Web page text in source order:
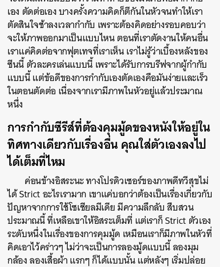
เอง ตัดต่อเอง บางครั้งความคิดก็ตีกันในหัวจนทำให้เรา
ตัดสินใจช้าลงเวลากำกับ เพราะต้องคิดอย่างรอบคอบว่า
จะให้ภาพออกมาเป็นแบบไหน ตอนที่เราตัดงานให้คนอื่น
เราแค่คิดต่อจากฟุตเทจที่เราเห็น เราไม่รู้ว่าเบื้องหลังของ
ซีนนี้ ตัวละครเล่นแบบนี้ เพราะได้รับการบรีฟจากผู้กำกับ
แบบนี้ แต่ข้อดีของการกำกับเองตัดเองคือมันง่ายและเร็ว
ในตอนตัดต่อ เนื่องจากเรามีภาพในหัวอยู่แล้วประมาณ
หนึ่ง
การกำกับซีรีส์ที่ต้องคุมมู้ดของหนังให้อยู่ใน
ทิศทางเดียวกับเรื่องอื่น คุณใส่ตัวเองลงไป
ได้เต็มที่ไหม
ค่อนข้างอิสระนะทางโปรดิวเซอร์ของภาพดีทวีสุขไม่
ได้ Strict อะไรเรามาก เขาแค่บอกว่าต้องเป็นเรื่องเกี่ยวกับ
ปัญหาจากการใช้โซเชียลมีเดีย มีความลึกลับ สืบสวน
ประมาณนี้ ที่เหลือเขาให้อิสระเต็มที่ แต่เราก็ Strict ตัวเอง
ระดับหนึ่งในเรื่องของการคุมมู้ด เหมือนเราก็มีภาพในหัวที่
คิดเอาไว้คร่าวๆ ไม่ว่าจะเป็นการลองมู้ดแบบนี้ ลองมุม
กล้อง ลองเสื้อผ้า แรกๆ ก็ได้แบบนั้น แต่หลังๆ เริ่มปล่อย